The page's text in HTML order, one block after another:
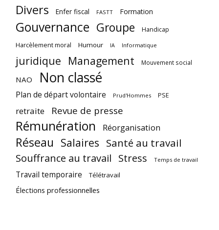
Divers Enfer fiscal FASTT Formation
Gouvernance Groupe Handicap
Harcèlement moral Humour IA Informatique
juridique Management Mouvement social
NAO Non classé
Plan de départ volontaire Prud'Hommes PSE
retraite Revue de presse
Rémunération Réorganisation
Réseau Salaires Santé au travail
Souffrance au travail Stress Temps de travail
Travail temporaire Télétravail
Élections professionnelles